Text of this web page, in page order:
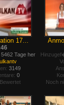
17...
5462 Tage her
3149
0
Noch